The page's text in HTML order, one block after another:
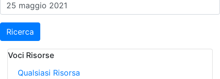
Ricerca
Voci Risorse
Qualsiasi Risorsa